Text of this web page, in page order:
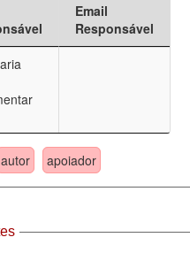
Email
Responsável
autor apoiador